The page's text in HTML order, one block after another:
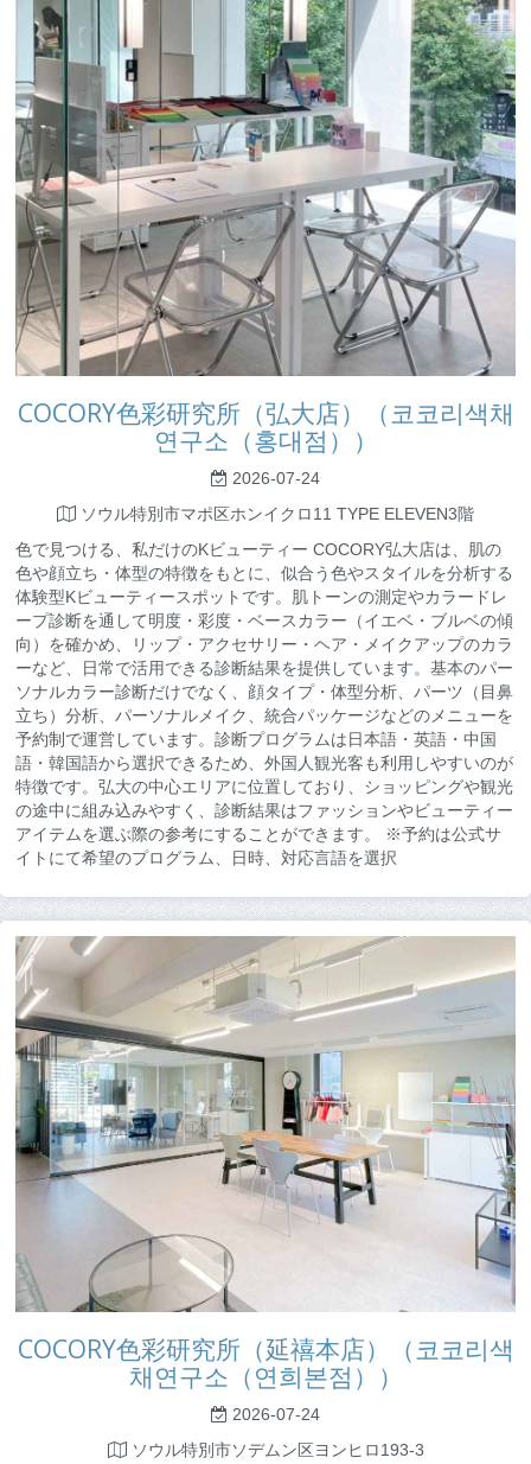
COCORY色彩研究所（弘大店）（코코리색채
연구소（홍대점））
2026-07-24
ソウル特別市マポ区ホンイクロ11 TYPE ELEVEN3階
色で見つける、私だけのKビューティー COCORY弘大店は、肌の
色や顔立ち・体型の特徴をもとに、似合う色やスタイルを分析する
体験型Kビューティースポットです。肌トーンの測定やカラードレ
ープ診断を通して明度・彩度・ベースカラー（イエベ・ブルベの傾
向）を確かめ、リップ・アクセサリー・ヘア・メイクアップのカラ
ーなど、日常で活用できる診断結果を提供しています。基本のパー
ソナルカラー診断だけでなく、顔タイプ・体型分析、パーツ（目鼻
立ち）分析、パーソナルメイク、統合パッケージなどのメニューを
予約制で運営しています。診断プログラムは日本語・英語・中国
語・韓国語から選択できるため、外国人観光客も利用しやすいのが
特徴です。弘大の中心エリアに位置しており、ショッピングや観光
の途中に組み込みやすく、診断結果はファッションやビューティー
アイテムを選ぶ際の参考にすることができます。 ※予約は公式サ
イトにて希望のプログラム、日時、対応言語を選択
COCORY色彩研究所（延禧本店）（코코리색
채연구소（연희본점））
2026-07-24
ソウル特別市ソデムン区ヨンヒロ193-3